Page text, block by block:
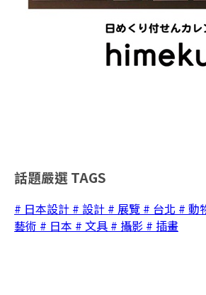
話題嚴選 TAGS
# 日本設計 # 設計 # 展覽 # 台北 # 動
藝術 # 日本 # 文具 # 攝影 # 插畫